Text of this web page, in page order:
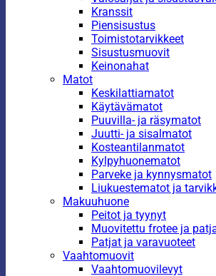
Kranssit
Piensisustus
Toimistotarvikkeet
Sisustusmuovit
Keinonahat
Matot
Keskilattiamatot
Käytävämatot
Puuvilla- ja räsymatot
Juutti- ja sisalmatot
Kosteantilanmatot
Kylpyhuonematot
Parveke ja kynnysmatot
Liukuestematot ja
Makuuhuone
Peitot ja tyynyt
Muovitettu frotee ja
Patjat ja varavuoteet
Vaahtomuovit
Vaahtomuovilevyt